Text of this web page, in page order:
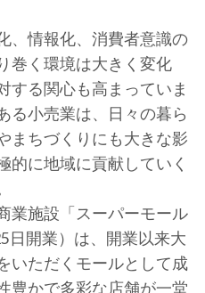
、情報化、消費者意識の
巻く環境は大きく変化
する関心も高まっていま
る小売業は、日々の暮ら
まちづくりにも大きな影
的に地域に貢献していく
業施設「スーパーモール
日開業）は、開業以来大
いただくモールとして成
豊かで多彩な店舗が一堂